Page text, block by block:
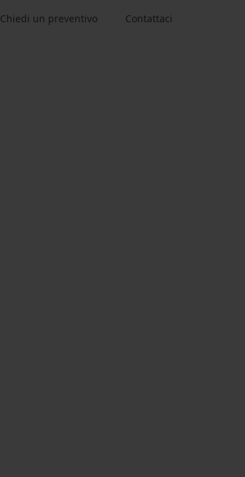
Chiedi un preventivo Contattaci